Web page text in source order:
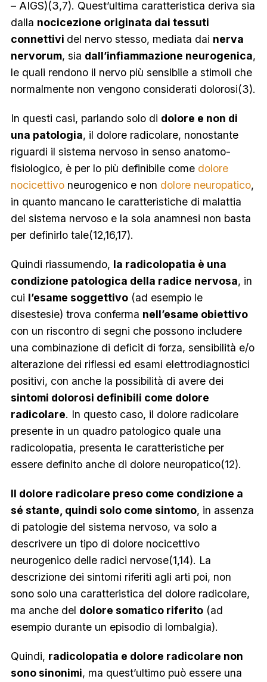
– AIGS)(3,7). Quest’ultima caratteristica deriva sia
dalla nocicezione originata dai tessuti
connettivi del nervo stesso, mediata dai nerva
nervorum, sia dall’infiammazione neurogenica,
le quali rendono il nervo più sensibile a stimoli che
normalmente non vengono considerati dolorosi(3).
In questi casi, parlando solo di dolore e non di
una patologia, il dolore radicolare, nonostante
riguardi il sistema nervoso in senso anatomo-
fisiologico, è per lo più definibile come dolore
nocicettivoneurogenico e non dolore neuropatico,
in quanto mancano le caratteristiche di malattia
del sistema nervoso e la sola anamnesi non basta
per definirlo tale(12,16,17).
Quindi riassumendo, la radicolopatia è una
condizione patologica della radice nervosa, in
cui l’esame soggettivo(ad esempio le
disestesie) trova conferma nell’esame obiettivo
con un riscontro di segni che possono includere
una combinazione di deficit di forza, sensibilità e/o
alterazione dei riflessi ed esami elettrodiagnostici
positivi, con anche la possibilità di avere dei
sintomi dolorosi definibili come dolore
radicolare. In questo caso, il dolore radicolare
presente in un quadro patologico quale una
radicolopatia, presenta le caratteristiche per
essere definito anche di dolore neuropatico(12).
Il dolore radicolare preso come condizione a
sé stante, quindi solo come sintomo, in assenza
di patologie del sistema nervoso, va solo a
descrivere un tipo di dolore nocicettivo
neurogenico delle radici nervose(1,14). La
descrizione dei sintomi riferiti agli arti poi, non
sono solo una caratteristica del dolore radicolare,
ma anche del dolore somatico riferito(ad
esempio durante un episodio di lombalgia).
Quindi, radicolopatia e dolore radicolare non
sono sinonimi, ma quest’ultimo può essere una